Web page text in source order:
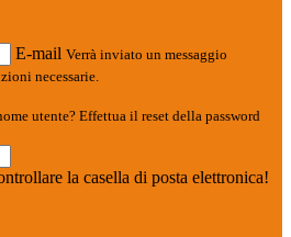
E-mail Verrà inviato un messaggio
necessarie.
utente? Effettua il reset della password
la casella di posta elettronica!